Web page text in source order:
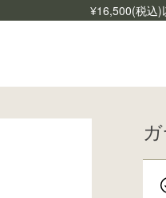
¥16,500(税込)